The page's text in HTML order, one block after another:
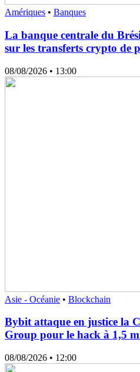
Amériques • Banques
La banque centrale du
sur les transferts crypto de
08/08/2026 • 13:00
Asie - Océanie • Blockchain
Bybit attaque en justice la
Group pour le hack à 1,5
08/08/2026 • 12:00